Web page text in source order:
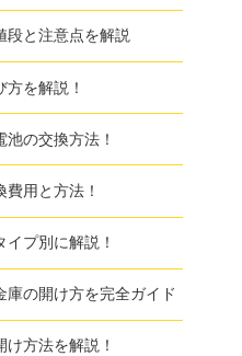
段と注意点を解説
を解説！
池の交換方法！
用と方法！
プ別に解説！
庫の開け方を完全ガイド
方法を解説！